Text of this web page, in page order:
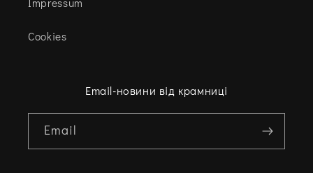
Impressum
Cookies
Email-новини від крамниці
Email